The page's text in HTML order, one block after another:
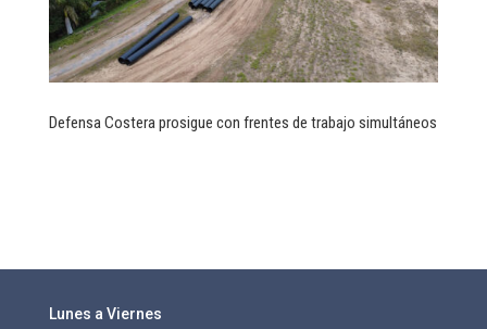
Defensa Costera prosigue con frentes de trabajo simultáneos
Lunes a Viernes